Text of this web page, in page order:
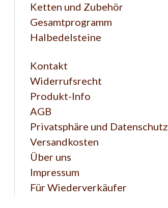
Ketten und Zubehör
Gesamtprogramm
Halbedelsteine
Kontakt
Widerrufsrecht
Produkt-Info
AGB
Privatsphäre und Datenschutz
Versandkosten
Über uns
Impressum
Für Wiederverkäufer